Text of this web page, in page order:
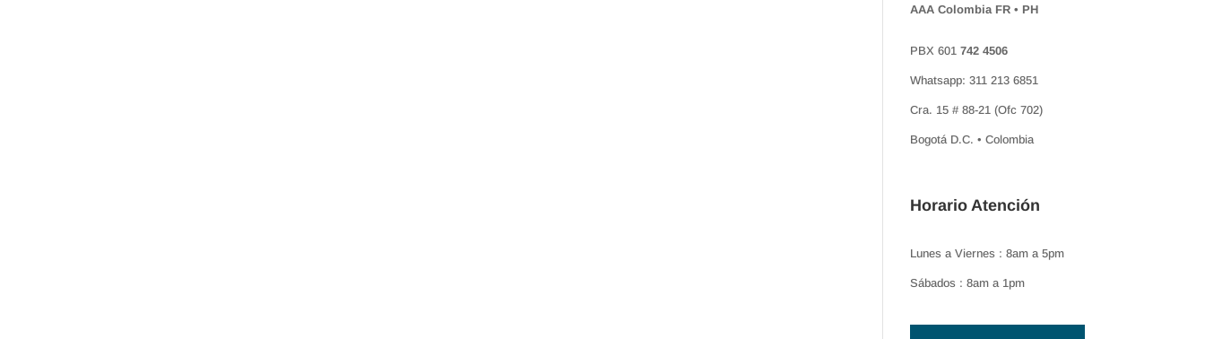
AAA Colombia FR • PH
PBX 601742 4506
Whatsapp: 311 213 6851
Cra. 15 # 88-21 (Ofc 702)
Bogotá D.C. • Colombia
Horario Atención
Lunes a Viernes : 8am a 5pm
Sábados : 8am a 1pm